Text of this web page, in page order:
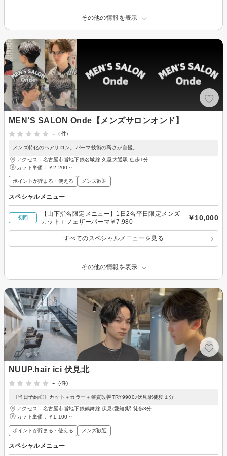
その他の情報を表示
MEN’S SALON Onde【メンズサロンオンド】
-
(-件)
メンズ特化のヘアサロン。パーマ技術の高さが自慢。
アクセス：名古屋市営地下鉄名城線 久屋大通駅 徒歩1分
カット単価： ￥2,200～
ポイントが貯まる・使える メンズ歓迎
スペシャルメニュー
初回
【山下指名限定メニュー】1日2名平日限定メンズ
カット＋フェザーパーマ￥7,980
￥10,000
すべてのスペシャルメニューを見る
その他の情報を表示
NUUP.hair ici 伏見北
-
(-件)
《当日予約◎》カット＋カラー＋髪質改善TR¥9900♪伏見駅徒歩１分
アクセス：名古屋市営地下鉄鶴舞線 伏見(愛知)駅 徒歩3分
カット単価： ￥1,100～
ポイントが貯まる・使える メンズ歓迎
スペシャルメニュー